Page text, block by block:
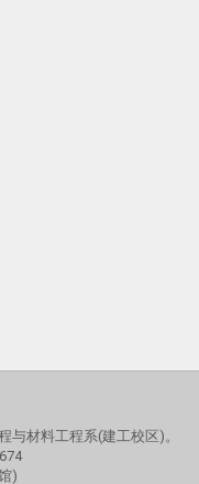
与材料工程系(建工校区)。
)